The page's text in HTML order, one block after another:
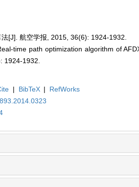
[J]. 航空学报, 2015, 36(6): 1924-1932.
time path optimization algorithm of
1924-1932.
| BibTeX |
RefWorks